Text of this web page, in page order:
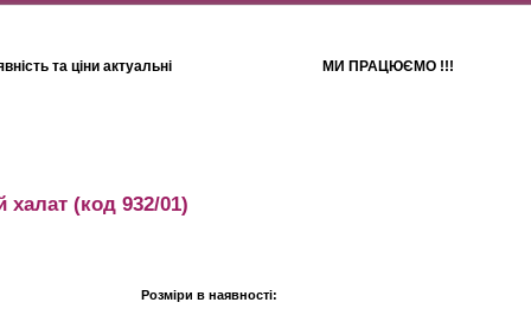
та ціни актуальні МИ ПРАЦЮЄМО !!!
халат (код 932/01)
Розміри в наявності: